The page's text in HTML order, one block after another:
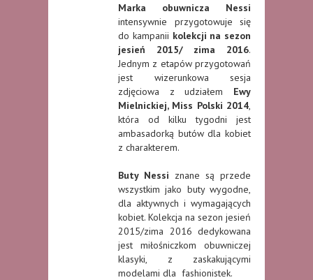
Marka obuwnicza Nessi
intensywnie przygotowuje się
do kampanii kolekcji na sezon
jesień 2015/ zima 2016.
Jednym z etapów przygotowań
jest wizerunkowa sesja
zdjęciowa z udziałem Ewy
Mielnickiej, Miss Polski 2014
która od kilku tygodni jest
ambasadorką butów dla kobiet
z charakterem.
Buty Nessi znane są przede
wszystkim jako buty wygodne,
dla aktywnych i wymagających
kobiet. Kolekcja na sezon jesień
2015/zima 2016 dedykowana
jest miłośniczkom obuwniczej
klasyki, z zaskakującymi
modelami dla fashionistek.